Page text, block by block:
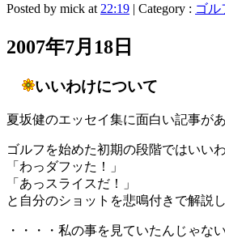
Posted by mick at 22:19 | Category : ゴル
2007年7月18日
いいわけについて
夏坂健のエッセイ集に面白い記事が
ゴルフを始めた初期の段階ではいい
「わっダフッた！」
「あっスライスだ！」
と自分のショットを悲鳴付きで解説
・・・・私の事を見ていたんじゃな